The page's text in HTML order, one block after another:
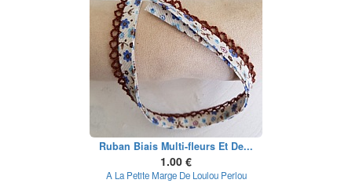
Ruban Biais Multi-fleurs Et De...
1.00 €
A La Petite Marge De Loulou Perlou